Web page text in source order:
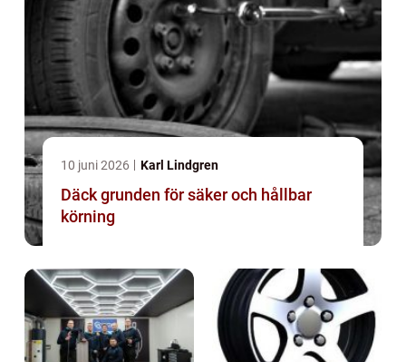
10 juni 2026 Karl Lindgren
Däck grunden för säker och hållbar
körning